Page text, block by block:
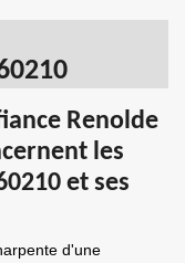
Renolde
les
et ses
d'une